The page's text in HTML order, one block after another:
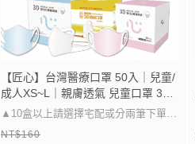
【匠心】台灣醫療口罩 50入｜兒童/
成人XS~L｜親膚透氣 兒童口罩 3D
立體口罩
▲10盒以上請選擇宅配或分兩筆下單唷
▲
NT$160